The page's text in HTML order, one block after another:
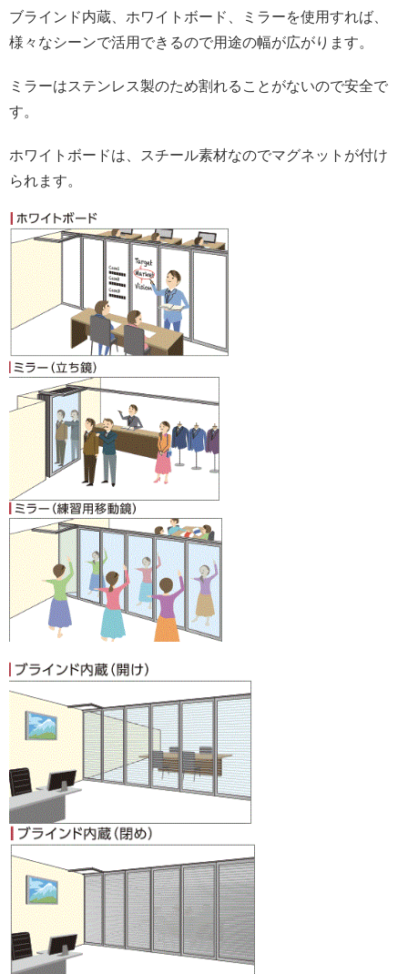
ブラインド内蔵、ホワイトボード、ミラーを使用すれば、
様々なシーンで活用できるので用途の幅が広がります。
ミラーはステンレス製のため割れることがないので安全で
す。
ホワイトボードは、スチール素材なのでマグネットが付け
られます。